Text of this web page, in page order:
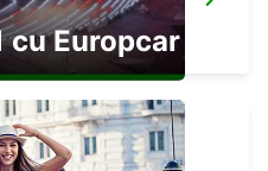
cu Europcar